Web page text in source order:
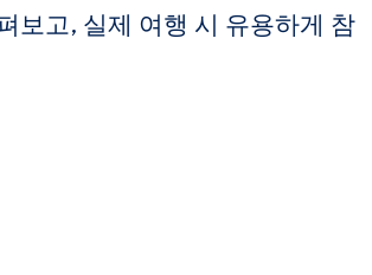
보고, 실제 여행 시 유용하게 참